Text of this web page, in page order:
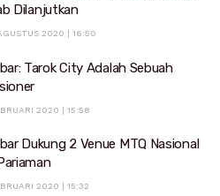
Dilanjutkan
2020 | 16:50
Tarok City Adalah Sebuah
2020 | 15:58
Dukung 2 Venue MTQ Nasional
2020 | 15:32